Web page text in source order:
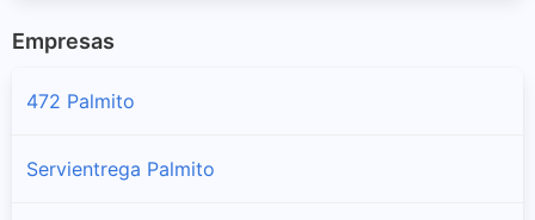
Empresas
472 Palmito
Servientrega Palmito